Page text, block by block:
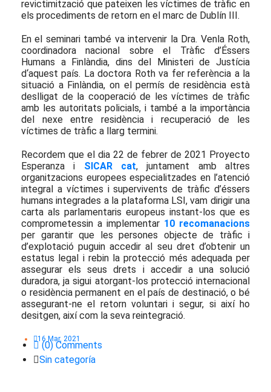
revictimització que pateixen les víctimes de tràfic en
els procediments de retorn en el marc de Dublín III.
En el seminari també va intervenir la Dra. Venla Roth,
coordinadora nacional sobre el Tràfic d’Éssers
Humans a Finlàndia, dins del Ministeri de Justícia
d‘aquest país. La doctora Roth va fer referència a la
situació a Finlàndia, on el permís de residència està
deslligat de la cooperació de les víctimes de tràfic
amb les autoritats policials, i també a la importància
del nexe entre residència i recuperació de les
víctimes de tràfic a llarg termini.
Recordem que el dia 22 de febrer de 2021 Proyecto
Esperanza i SICAR cat, juntament amb altres
organitzacions europees especialitzades en l’atenció
integral a víctimes i supervivents de tràfic d’éssers
humans integrades a la plataforma LSI, vam dirigir una
carta als parlamentaris europeus instant-los que es
comprometessin a implementar 10 recomanacions
per garantir que les persones objecte de tràfic i
d’explotació puguin accedir al seu dret d’obtenir un
estatus legal i rebin la protecció més adequada per
assegurar els seus drets i accedir a una solució
duradora, ja sigui atorgant-los protecció internacional
o residència permanent en el país de destinació, o bé
assegurant-ne el retorn voluntari i segur, si així ho
desitgen, així com la seva reintegració.
16 Mar, 2021
(0) Comments
Sin categoría